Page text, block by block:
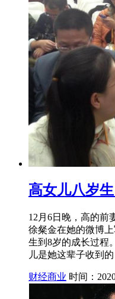
高女儿八岁
12月6日晚，高的前
徐粲金在她的微博
生到8岁的成长过程
儿是她这辈子收到的
财经商业 时间：